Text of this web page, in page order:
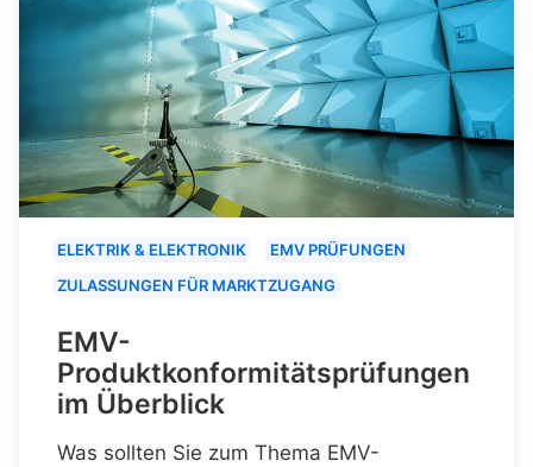
ELEKTRIK & ELEKTRONIK
EMV PRÜFUNGEN
ZULASSUNGEN FÜR MARKTZUGANG
EMV-
Produktkonformitätsprüfungen
im Überblick
Was sollten Sie zum Thema EMV-